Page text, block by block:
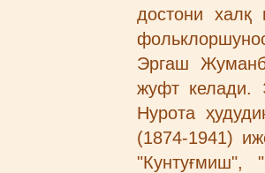
достони халқ
Эргаш
жуфт келади.
Нурота
(1874-1941)
"Кунтуғмиш",